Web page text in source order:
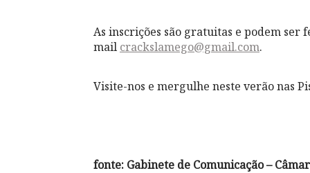
As inscrições são gratuitas e podem ser
mail crackslamego@gmail.com.
Visite-nos e mergulhe neste verão nas
fonte: Gabinete de Comunicação –